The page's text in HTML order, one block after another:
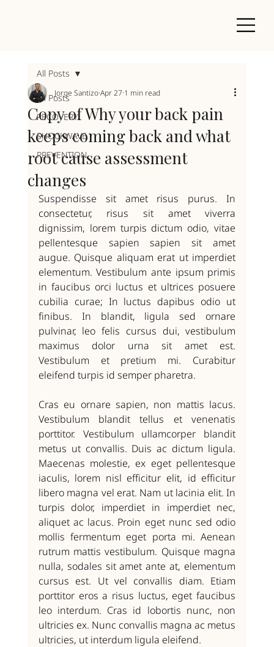
All Posts
RECOVERY
SHOCKWAVE
PREVENTION
All Posts
Copy of Why your back pain
keeps coming back and what
root cause assessment
changes
Jorge SantizoApr 27 1 min read
Suspendisse sit amet risus purus. In
consectetur, risus sit amet viverra
dignissim, lorem turpis dictum odio, vitae
pellentesque sapien sapien sit amet
augue. Quisque aliquam erat ut imperdiet
elementum. Vestibulum ante ipsum primis
in faucibus orci luctus et ultrices posuere
cubilia curae; In luctus dapibus odio ut
finibus. In blandit, ligula sed ornare
pulvinar, leo felis cursus dui, vestibulum
maximus dolor urna sit amet est.
Vestibulum et pretium mi. Curabitur
eleifend turpis id semper pharetra.
Cras eu ornare sapien, non mattis lacus.
Vestibulum blandit tellus et venenatis
porttitor. Vestibulum ullamcorper blandit
metus ut convallis. Duis ac dictum ligula.
Maecenas molestie, ex eget pellentesque
iaculis, lorem nisl efficitur elit, id efficitur
libero magna vel erat. Nam ut lacinia elit. In
turpis dolor, imperdiet in imperdiet nec,
aliquet ac lacus. Proin eget nunc sed odio
mollis fermentum eget porta mi. Aenean
rutrum mattis vestibulum. Quisque magna
nulla, sodales sit amet ante at, elementum
cursus est. Ut vel convallis diam. Etiam
porttitor eros a risus luctus, eget faucibus
leo interdum. Cras id lobortis nunc, non
ultricies ex. Nunc convallis magna ac metus
ultricies, ut interdum ligula eleifend.